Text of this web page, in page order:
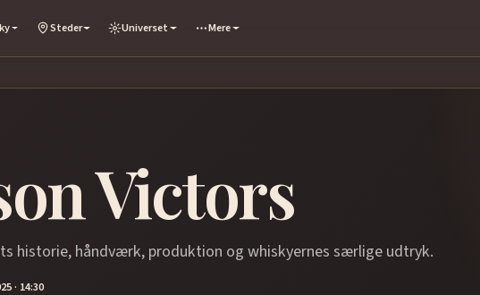
Steder Universet Mere
Victors
historie, håndværk, produktion og whiskyernes særlige udtryk.
· 14:30